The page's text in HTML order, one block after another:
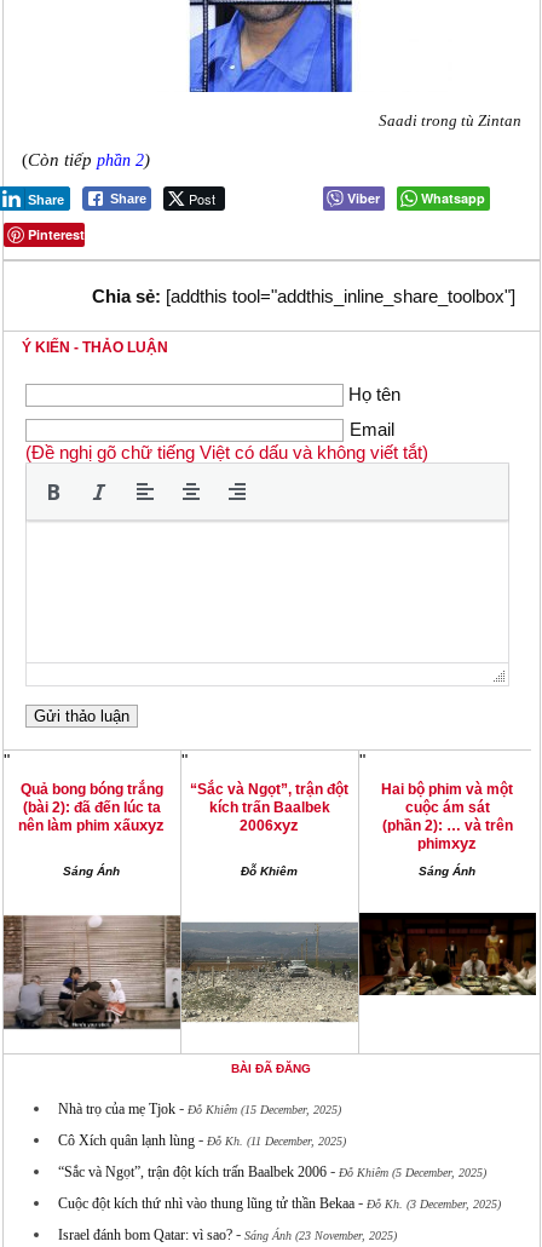
Saadi trong tù Zintan
(Còn tiếp phần 2)
Share Post
Share Viber
Whatsapp
Pinterest
Chia sẻ: [addthis tool="addthis_inline_share_toolbox"]
Ý KIẾN - THẢO LUẬN
Họ tên
Email
(Đề nghị gõ chữ tiếng Việt có dấu và không viết tắt)
"
Quả bong bóng trắng
(bài 2): đã đến lúc ta
nên làm phim xấuxyz
Sáng Ánh
"
“Sắc và Ngọt”, trận đột
kích trấn Baalbek
2006xyz
Đỗ Khiêm
"
Hai bộ phim và một
cuộc ám sát
(phần 2): … và trên
phimxyz
Sáng Ánh
BÀI ĐÃ ĐĂNG
Nhà trọ của mẹ Tjok- Đỗ Khiêm (15 December, 2025)
Cô Xích quân lạnh lùng- Đỗ Kh. (11 December, 2025)
“Sắc và Ngọt”, trận đột kích trấn Baalbek 2006- Đỗ Khiêm (5 December, 2025)
Cuộc đột kích thứ nhì vào thung lũng tử thần Bekaa- Đỗ Kh. (3 December, 2025)
Israel đánh bom Qatar: vì sao?- Sáng Ánh (23 November, 2025)